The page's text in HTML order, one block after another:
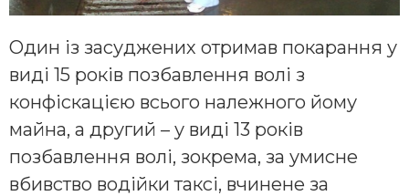
Один із засуджених отримав покарання у
виді 15 років позбавлення волі з
конфіскацією всього належного йому
майна, а другий – у виді 13 років
позбавлення волі, зокрема, за умисне
вбивство водійки таксі, вчинене за